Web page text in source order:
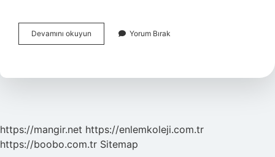
Devamını okuyun Gebelikte
Karın
Ne
Yorum Bırak
https://mangir.net https://enlemkoleji.com.tr
https://boobo.com.tr Sitemap